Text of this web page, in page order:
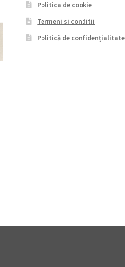
Politica de cookie
Termeni si conditii
Politică de confidențialitate